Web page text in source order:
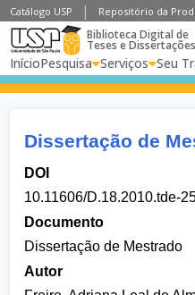
Catálogo USP Repositório da
Biblioteca Digital de
Teses e Dissertações
InícioPesquisa Serviços Seu
Dissertação de
DOI
10.11606/D.18.2010.tde-
Documento
Dissertação de Mestrado
Autor